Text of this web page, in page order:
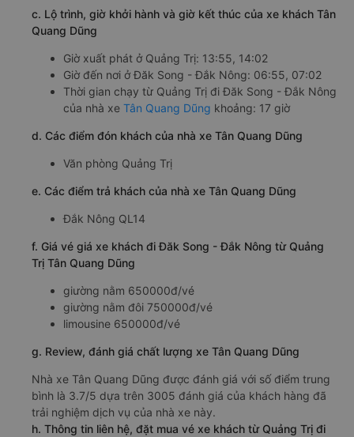
c. Lộ trình, giờ khởi hành và giờ kết thúc của xe khách Tân
Quang Dũng
Giờ xuất phát ở Quảng Trị: 13:55, 14:02
Giờ đến nơi ở Đăk Song - Đắk Nông: 06:55, 07:02
Thời gian chạy từ Quảng Trị đi Đăk Song - Đắk Nông
của nhà xe Tân Quang Dũng khoảng: 17 giờ
d. Các điểm đón khách của nhà xe Tân Quang Dũng
Văn phòng Quảng Trị
e. Các điểm trả khách của nhà xe Tân Quang Dũng
Đắk Nông QL14
f. Giá vé giá xe khách đi Đăk Song - Đắk Nông từ Quảng
Trị Tân Quang Dũng
giường nằm 650000đ/vé
giường nằm đôi 750000đ/vé
limousine 650000đ/vé
g. Review, đánh giá chất lượng xe Tân Quang Dũng
Nhà xe Tân Quang Dũng được đánh giá với số điểm trung
bình là 3.7/5 dựa trên 3005 đánh giá của khách hàng đã
trải nghiệm dịch vụ của nhà xe này.
h. Thông tin liên hệ, đặt mua vé xe khách từ Quảng Trị đi